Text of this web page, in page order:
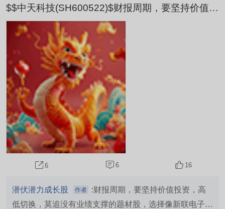
$$中天科技(SH600522)$财报周期，要坚持价值投
资，高低切换，莫追没有业绩支撑的题材股，选择
像新联电子这样业绩持续高增长非常优秀，挖黄金
坑调整充分的成长股中长线分批潜伏，收益稳，4
月21日工信部：正在开展算电协同政策研究和标准
制定。大利好来了。财报周期，要坚持管理层倡导
价值投资，进退有度高低切换，坚决抛弃炒过头了
没有业绩支撑的题...
6 6 16
潜伏潜力成长股 作者 :财报周期，要坚持价值投资，高
低切换，莫追没有业绩支撑的题材股，选择像新联电子这